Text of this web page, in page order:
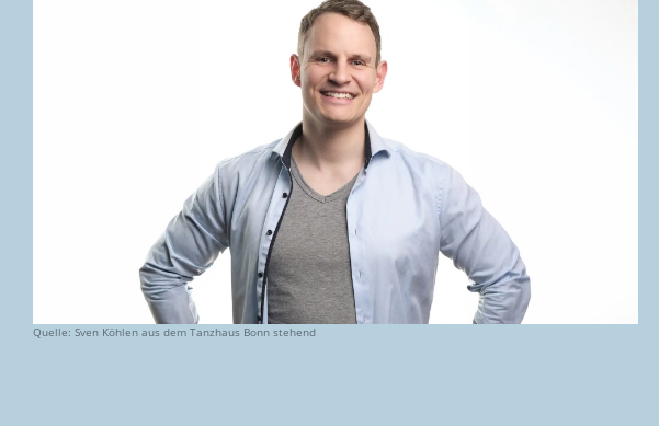
Quelle: Sven Köhlen aus dem Tanzhaus Bonn stehend